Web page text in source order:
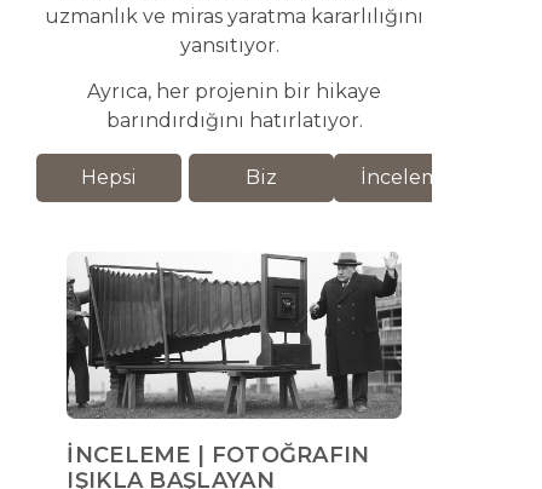
uzmanlık ve miras yaratma kararlılığını
yansıtıyor.
Ayrıca, her projenin bir hikaye
barındırdığını hatırlatıyor.
Hepsi Biz İnceleme
İNCELEME | FOTOĞRAFIN
IŞIKLA BAŞLAYAN